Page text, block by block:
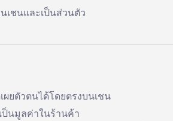
เชนและเป็นส่วนตัว
ผยตัวตนได้โดยตรงบนเชน
นมูลค่าในร้านค้า